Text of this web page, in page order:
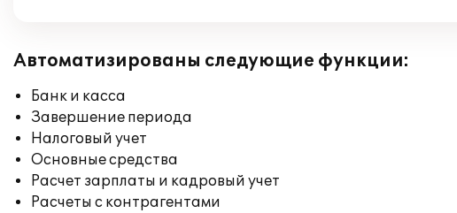
Автоматизированы следующие функции:
Банк и касса
Завершение периода
Налоговый учет
Основные средства
Расчет зарплаты и кадровый учет
Расчеты с контрагентами